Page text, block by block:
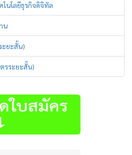
นโลยีธุรกิจดิจิทัล
น
ะยะสั้น)
รระยะสั้น)